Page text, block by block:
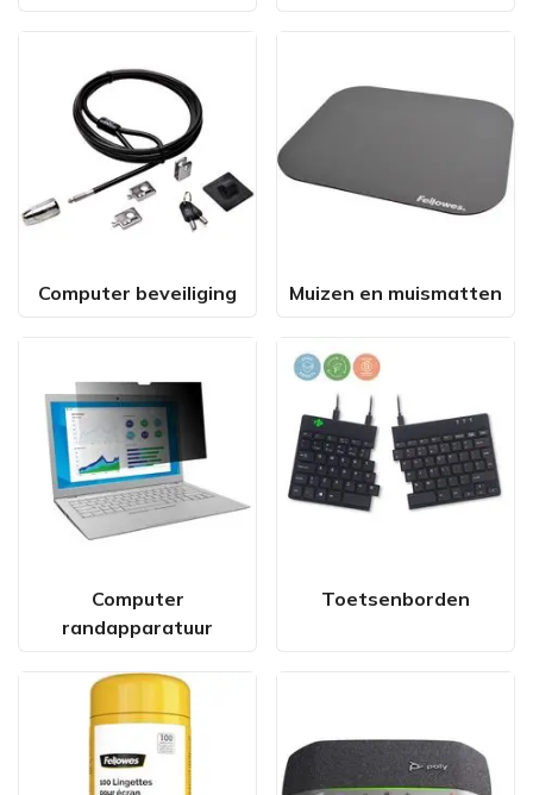
Computer beveiliging Muizen en muismatten
Computer
randapparatuur
Toetsenborden